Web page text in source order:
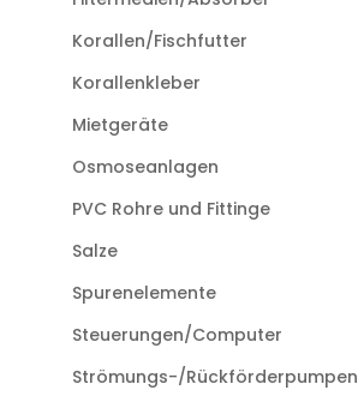
Korallen/Fischfutter
Korallenkleber
Mietgeräte
Osmoseanlagen
PVC Rohre und Fittinge
Salze
Spurenelemente
Steuerungen/Computer
Strömungs-/Rückförderpumpen